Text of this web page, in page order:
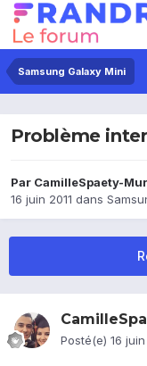
Samsung Galaxy Mini
Problème
Par CamilleSpaety-
16 juin 2011 dans
Posté(e) 16 juin